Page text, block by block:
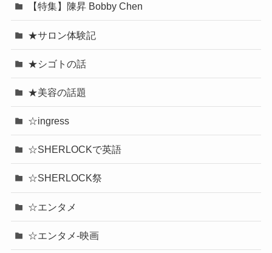
【特集】陳昇 Bobby Chen
★サロン体験記
★シゴトの話
★美容の話題
☆ingress
☆SHERLOCKで英語
☆SHERLOCK祭
☆エンタメ
☆エンタメ-映画